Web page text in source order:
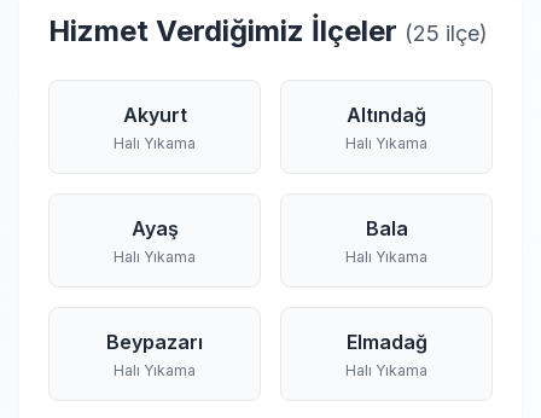
Hizmet Verdiğimiz İlçeler (25 ilçe)
Akyurt
Halı Yıkama
Altındağ
Halı Yıkama
Ayaş
Halı Yıkama
Bala
Halı Yıkama
Beypazarı
Halı Yıkama
Elmadağ
Halı Yıkama